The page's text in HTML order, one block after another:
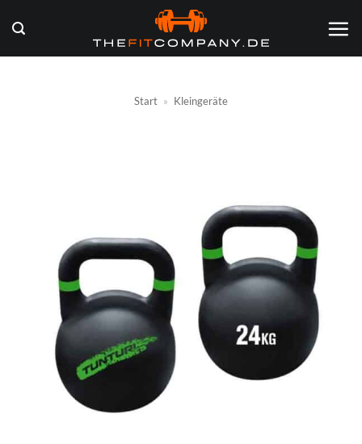
Inhalt
springen
Start » Kleingeräte